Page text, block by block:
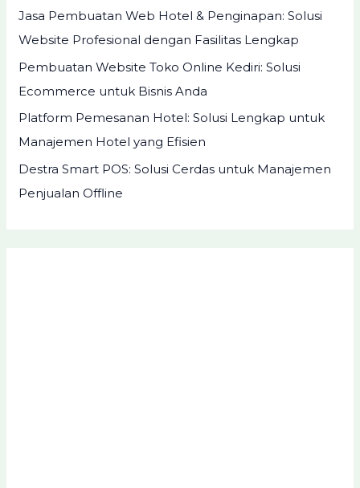
Jasa Pembuatan Web Hotel & Penginapan: Solusi
Website Profesional dengan Fasilitas Lengkap
Pembuatan Website Toko Online Kediri: Solusi
Ecommerce untuk Bisnis Anda
Platform Pemesanan Hotel: Solusi Lengkap untuk
Manajemen Hotel yang Efisien
Destra Smart POS: Solusi Cerdas untuk Manajemen
Penjualan Offline